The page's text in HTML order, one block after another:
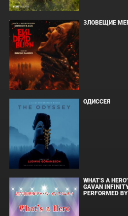
ЗЛОВЕЩИЕ
ОДИССЕЯ
WHAT'S A
GAVAN
PERFORMED